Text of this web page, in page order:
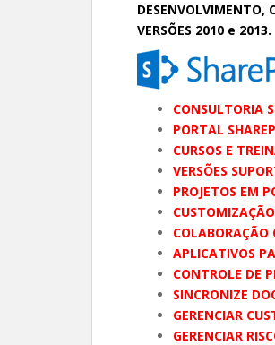
DESENVOLVIMENTO,
VERSÕES 2010 e 2013.
CONSULTORIA
PORTAL
CURSOS E
VERSÕES
PROJETOS EM
COLABORAÇÃO
APLICATIVOS
CONTROLE DE
SINCRONIZE
GERENCIAR
GERENCIAR